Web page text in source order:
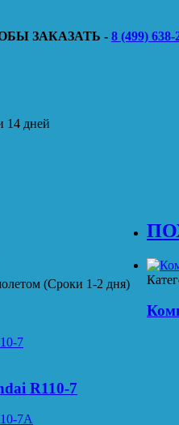
ЗАКАЗАТЬ - 8 (499) 638-
14 дней
(Сроки 1-2 дня)
R110-7